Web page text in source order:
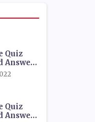
Quiz
Answers
Quiz
Answers